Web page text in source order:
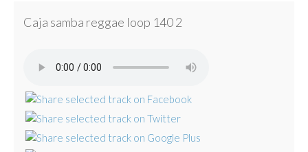
Caja samba reggae loop 140 2